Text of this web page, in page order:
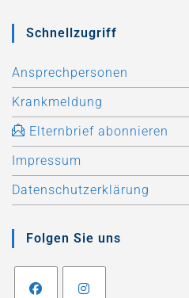
Schnellzugriff
Ansprechpersonen
Krankmeldung
Elternbrief abonnieren
Impressum
Datenschutzerklärung
Folgen Sie uns